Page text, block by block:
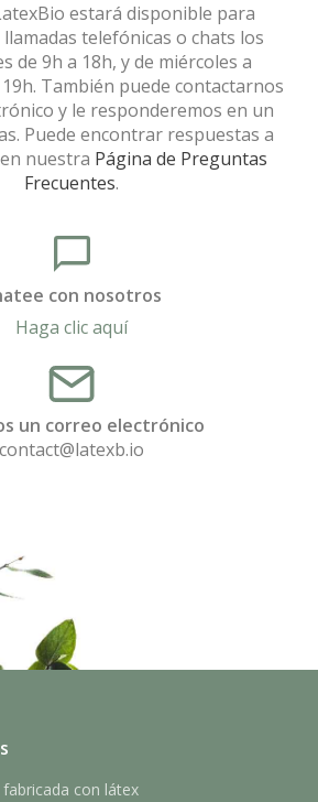
estará disponible para
telefónicas o chats los
de 9h a 18h, y de miércoles a
También puede contactarnos
y le responderemos en un
Puede encontrar respuestas a
nuestra Página de Preguntas
Frecuentes.
con nosotros
Haga clic aquí
un correo electrónico
contact@latexb.io
con látex